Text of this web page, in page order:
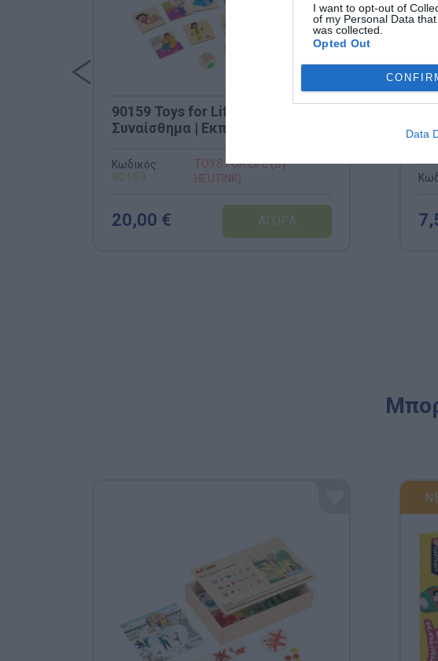
I want to opt-out of
of my Personal Data
was collected.
Opted Out
Data
90159 Toys for Life Βρες το
Συναίσθημα | Εκπαιδευτικό
Κωδικός:
90159
TOYS FOR LIFE (By
HEUTINK)
20,00 €